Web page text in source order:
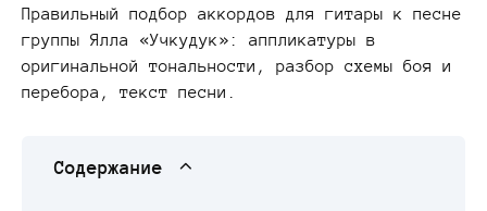
Правильный подбор аккордов для гитары к песне
группы Ялла «Учкудук»: аппликатуры в
оригинальной тональности, разбор схемы боя и
перебора, текст песни.
Содержание